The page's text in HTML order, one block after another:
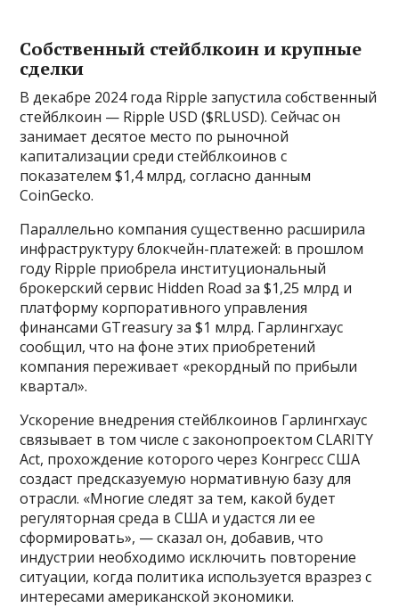
Собственный стейблкоин и крупные
сделки
В декабре 2024 года Ripple запустила собственный
стейблкоин — Ripple USD ($RLUSD). Сейчас он
занимает десятое место по рыночной
капитализации среди стейблкоинов с
показателем $1,4 млрд, согласно данным
CoinGecko.
Параллельно компания существенно расширила
инфраструктуру блокчейн-платежей: в прошлом
году Ripple приобрела институциональный
брокерский сервис Hidden Road за $1,25 млрд и
платформу корпоративного управления
финансами GTreasury за $1 млрд. Гарлингхаус
сообщил, что на фоне этих приобретений
компания переживает «рекордный по прибыли
квартал».
Ускорение внедрения стейблкоинов Гарлингхаус
связывает в том числе с законопроектом CLARITY
Act, прохождение которого через Конгресс США
создаст предсказуемую нормативную базу для
отрасли. «Многие следят за тем, какой будет
регуляторная среда в США и удастся ли ее
сформировать», — сказал он, добавив, что
индустрии необходимо исключить повторение
ситуации, когда политика используется вразрез с
интересами американской экономики.